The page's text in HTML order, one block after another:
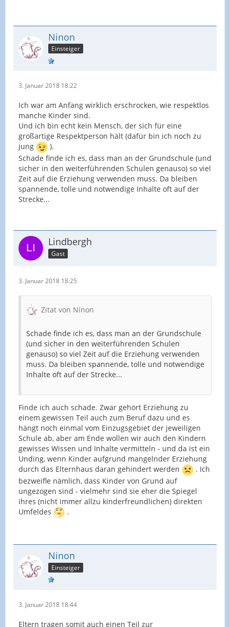
Ninon
Einsteiger
3. Januar 2018 18:22
Ich war am Anfang wirklich erschrocken, wie respektlos
manche Kinder sind.
Und ich bin echt kein Mensch, der sich für eine
großartige Respektperson hält (dafür bin ich noch zu
jung
).
Schade finde ich es, dass man an der Grundschule (und
sicher in den weiterführenden Schulen genauso) so viel
Zeit auf die Erziehung verwenden muss. Da bleiben
spannende, tolle und notwendige Inhalte oft auf der
Strecke...
Lindbergh
Gast
3. Januar 2018 18:25
Zitat von Ninon
Schade finde ich es, dass man an der Grundschule
(und sicher in den weiterführenden Schulen
genauso) so viel Zeit auf die Erziehung verwenden
muss. Da bleiben spannende, tolle und notwendige
Inhalte oft auf der Strecke...
Finde ich auch schade. Zwar gehört Erziehung zu
einem gewissen Teil auch zum Beruf dazu und es
hängt noch einmal vom Einzugsgebiet der jeweiligen
Schule ab, aber am Ende wollen wir auch den Kindern
gewisses Wissen und Inhalte vermitteln - und da ist ein
Unding, wenn Kinder aufgrund mangelnder Erziehung
durch das Elternhaus daran gehindert werden
. Ich
bezweifle nämlich, dass Kinder von Grund auf
ungezogen sind - vielmehr sind sie eher die Spiegel
ihres (nicht immer allzu kinderfreundlichen) direkten
Umfeldes
.
Ninon
Einsteiger
3. Januar 2018 18:44
Eltern tragen somit auch einen Teil zur